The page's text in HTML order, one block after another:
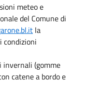
meteo e
del Comune di
la
condizioni
(gomme
catene a bordo e